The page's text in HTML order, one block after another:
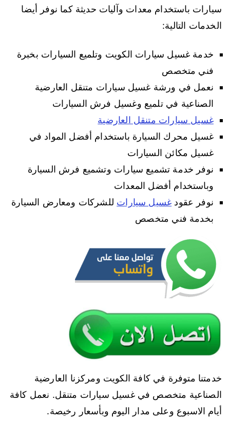
سيارات باستخدام معدات وآليات حديثة كما نوفر أيضا
الخدمات التالية:
خدمة غسيل سيارات الكويت وتلميع السيارات بخبرة
فني متخصص
نعمل في ورشة غسيل سيارات متنقل العارضية
الصناعية في تلميع وغسيل فرش السيارات
غسيل سيارات متنقل العارضية
غسيل محرك السيارة باستخدام أفضل المواد في
غسيل مكائن السيارات
نوفر خدمة تشميع سيارات وتشميع فرش السيارة
وباستخدام أفضل المعدات
نوفر عقود غسيل سيارات للشركات ومعارض السيارة
بخدمة فني متخصص
خدمتنا متوفرة في كافة الكويت ومركزنا العارضية
الصناعية متخصص في غسيل سيارات متنقل. نعمل كافة
أيام الاسبوع وعلى مدار اليوم وبأسعار رخيصة.